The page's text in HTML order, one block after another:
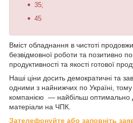
35;
45
Вміст обладнання в чистоті
безвідмовної роботи та позитивно
продуктивності та якості готової
Наші ціни досить демократичні та
одними з найнижчих по Україні,
компанією — найбільш оптимально
матеріали на ЧПК.
Зателефонуйте або заповніть